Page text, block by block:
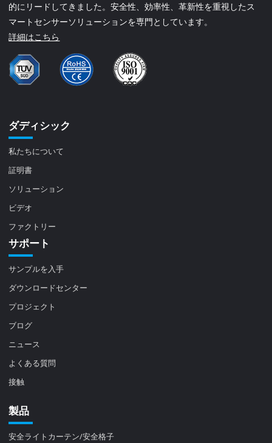
的にリードしてきました。安全性、効率性、革新性を重視したス
マートセンサーソリューションを専門としています。
詳細はこちら
ダディシック
私たちについて
証明書
ソリューション
ビデオ
ファクトリー
サポート
サンプルを入手
ダウンロードセンター
プロジェクト
ブログ
ニュース
よくある質問
接触
製品
安全ライトカーテン/安全格子